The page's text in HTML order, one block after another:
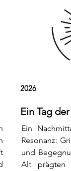
2026
Ein Tag
Ein
Resonanz:
und
Alt prägten